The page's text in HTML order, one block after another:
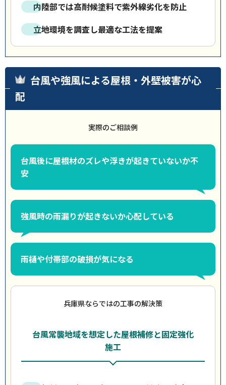
内陸部では高耐候塗料で紫外線劣化を防止
立地環境を調査し最適な工法を提案
台風や強風による屋根・外壁被害が心
配
実際のご相談例
台風後に屋根材のズレや浮きが起きていないか不
安
強風時の雨漏りが起きないか心配している
雨樋や付帯部の破損が気になる
兵庫県ならではの工事の解決策
台風常襲地域を想定した屋根補修と固定強化
施工